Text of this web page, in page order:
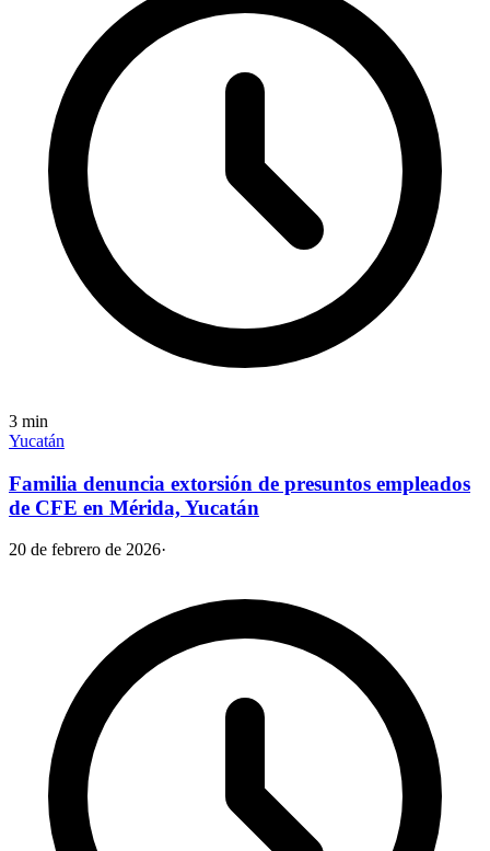
3 min
Yucatán
Familia denuncia extorsión de presuntos empleados
de CFE en Mérida, Yucatán
20 de febrero de 2026·